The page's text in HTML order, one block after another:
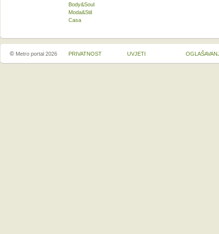
Body&Soul
Moda&Stil
Casa
© Metro portal 2026 PRIVATNOST UVJETI